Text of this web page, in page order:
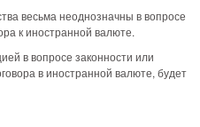
весьма неоднозначны в вопросе
к иностранной валюте.
в вопросе законности или
в иностранной валюте, будет